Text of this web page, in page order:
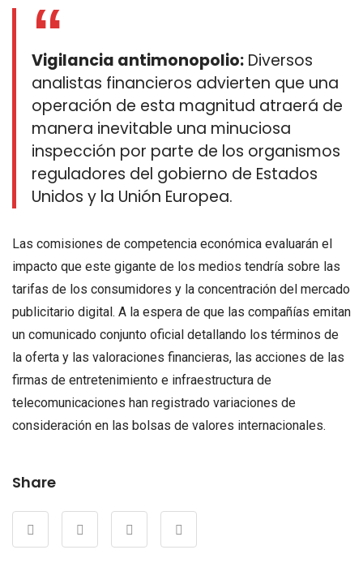
Vigilancia antimonopolio: Diversos
analistas financieros advierten que una
operación de esta magnitud atraerá de
manera inevitable una minuciosa
inspección por parte de los organismos
reguladores del gobierno de Estados
Unidos y la Unión Europea.
Las comisiones de competencia económica evaluarán el
impacto que este gigante de los medios tendría sobre las
tarifas de los consumidores y la concentración del mercado
publicitario digital. A la espera de que las compañías emitan
un comunicado conjunto oficial detallando los términos de
la oferta y las valoraciones financieras, las acciones de las
firmas de entretenimiento e infraestructura de
telecomunicaciones han registrado variaciones de
consideración en las bolsas de valores internacionales.
Share